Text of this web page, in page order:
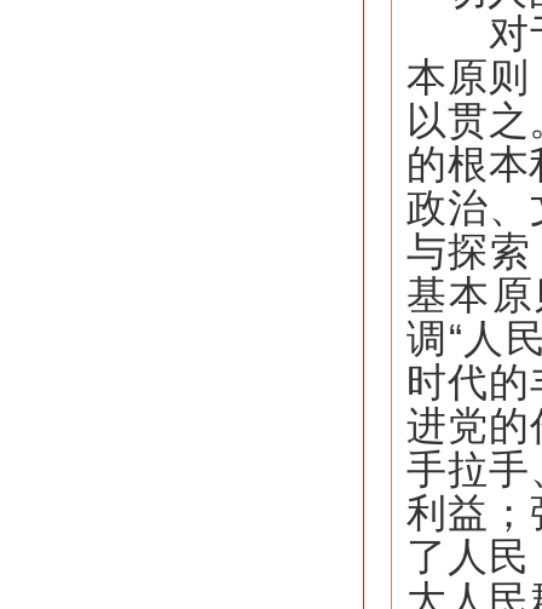
对于
本原则
以贯之
的根本
政治、
与探索
基本
调“人
时代
进党的
手拉手
利益；
了人
大人